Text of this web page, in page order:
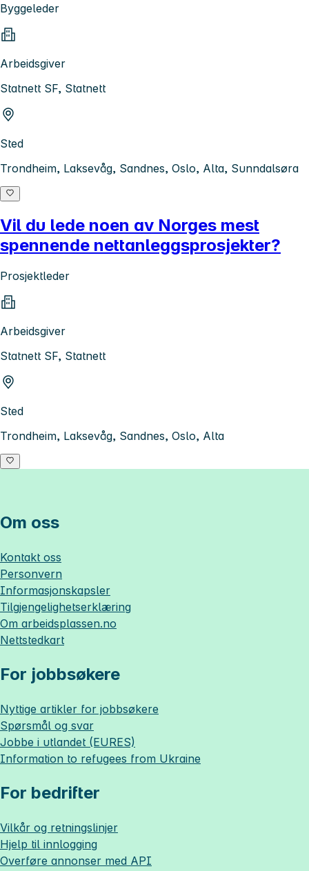
Byggeleder
Arbeidsgiver
Statnett SF, Statnett
Sted
Trondheim, Laksevåg, Sandnes, Oslo, Alta, Sunndalsøra
Vil du lede noen av Norges mest
spennende nettanleggsprosjekter?
Prosjektleder
Arbeidsgiver
Statnett SF, Statnett
Sted
Trondheim, Laksevåg, Sandnes, Oslo, Alta
Om oss
Kontakt oss
Personvern
Informasjonskapsler
Tilgjengelighetserklæring
Om arbeidsplassen.no
Nettstedkart
For jobbsøkere
Nyttige artikler for jobbsøkere
Spørsmål og svar
Jobbe i utlandet (EURES)
Information to refugees from Ukraine
For bedrifter
Vilkår og retningslinjer
Hjelp til innlogging
Overføre annonser med API